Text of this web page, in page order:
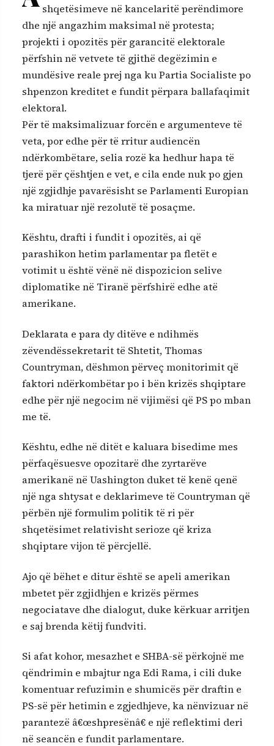
shqetësimeve në kancelaritë perëndimore
dhe një angazhim maksimal në protesta;
projekti i opozitës për garancitë elektorale
përfshin në vetvete të gjithë degëzimin e
mundësive reale prej nga ku Partia Socialiste po
shpenzon kreditet e fundit përpara ballafaqimit
elektoral.
Për të maksimalizuar forcën e argumenteve të
veta, por edhe për të rritur audiencën
ndërkombëtare, selia rozë ka hedhur hapa të
tjerë për çështjen e vet, e cila ende nuk po gjen
një zgjidhje pavarësisht se Parlamenti Europian
ka miratuar një rezolutë të posaçme.
Kështu, drafti i fundit i opozitës, ai që
parashikon hetim parlamentar pa fletët e
votimit u është vënë në dispozicion selive
diplomatike në Tiranë përfshirë edhe atë
amerikane.
Deklarata e para dy ditëve e ndihmës
zëvendëssekretarit të Shtetit, Thomas
Countryman, dëshmon përveç monitorimit që
faktori ndërkombëtar po i bën krizës shqiptare
edhe për një negocim në vijimësi që PS po mban
me të.
Kështu, edhe në ditët e kaluara bisedime mes
përfaqësuesve opozitarë dhe zyrtarëve
amerikanë në Uashington duket të kenë qenë
një nga shtysat e deklarimeve të Countryman që
përbën një formulim politik të ri për
shqetësimet relativisht serioze që kriza
shqiptare vijon të përcjellë.
Ajo që bëhet e ditur është se apeli amerikan
mbetet për zgjidhjen e krizës përmes
negociatave dhe dialogut, duke kërkuar arritjen
e saj brenda këtij fundviti.
Si afat kohor, mesazhet e SHBA-së përkojnë me
qëndrimin e mbajtur nga Edi Rama, i cili duke
komentuar refuzimin e shumicës për draftin e
PS-së për hetimin e zgjedhjeve, ka nënvizuar në
parantezë â€œshpresënâ€ e një reflektimi deri
në seancën e fundit parlamentare.